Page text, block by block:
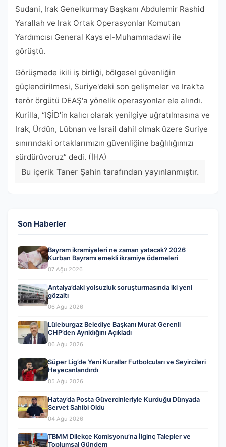
Sudani, Irak Genelkurmay Başkanı Abdulemir Rashid
Yarallah ve Irak Ortak Operasyonlar Komutan
Yardımcısı General Kays el-Muhammadawi ile
görüştü.
Görüşmede ikili iş birliği, bölgesel güvenliğin
güçlendirilmesi, Suriye'deki son gelişmeler ve Irak'ta
terör örgütü DEAŞ'a yönelik operasyonlar ele alındı.
Kurilla, “IŞİD'in kalıcı olarak yenilgiye uğratılmasına ve
Irak, Ürdün, Lübnan ve İsrail dahil olmak üzere Suriye
sınırındaki ortaklarımızın güvenliğine bağlılığımızı
sürdürüyoruz” dedi. (İHA)
Bu içerik Taner Şahin tarafından yayınlanmıştır.
Son Haberler
Bayram ikramiyeleri ne zaman yatacak? 2026
Kurban Bayramı emekli ikramiye ödemeleri
07 Ağu 2026
Antalya’daki yolsuzluk soruşturmasında iki yeni
gözaltı
06 Ağu 2026
Lüleburgaz Belediye Başkanı Murat Gerenli
CHP’den Ayrıldığını Açıkladı
06 Ağu 2026
Süper Lig’de Yeni Kurallar Futbolcuları ve Seyircileri
Heyecanlandırdı
05 Ağu 2026
Hatay’da Posta Güvercinleriyle Kurduğu Dünyada
Servet Sahibi Oldu
04 Ağu 2026
TBMM Dilekçe Komisyonu’na İlginç Talepler ve
Toplumsal Gündem